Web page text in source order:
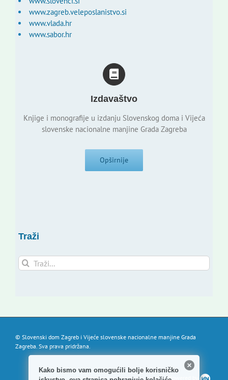
www.zagreb.veleposlanistvo.si
www.vlada.hr
www.sabor.hr
Izdavaštvo
Knjige i monografije u izdanju Slovenskog doma i Vijeća
slovenske nacionalne manjine Grada Zagreba
Opširnije
Traži
Traži...
© Slovenski dom Zagreb i Vijeće slovenske nacionalne manjine Grada
Zagreba. Sva prava pridržana.
Powered by
Kako bismo vam omogućili bolje korisničko